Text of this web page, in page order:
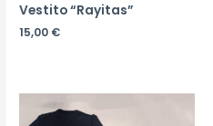
Vestito “Rayitas”
15,00 €